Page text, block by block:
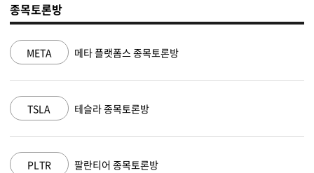
종목토론방
NVDA 엔비디아 종목토론방
MSFT
AAPL